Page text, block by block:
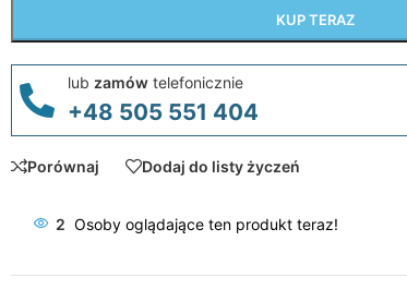
KUP TERAZ
lub zamów telefonicznie
+48 505 551 404
Porównaj Dodaj do listy życzeń
2 Osoby oglądające ten produkt teraz!